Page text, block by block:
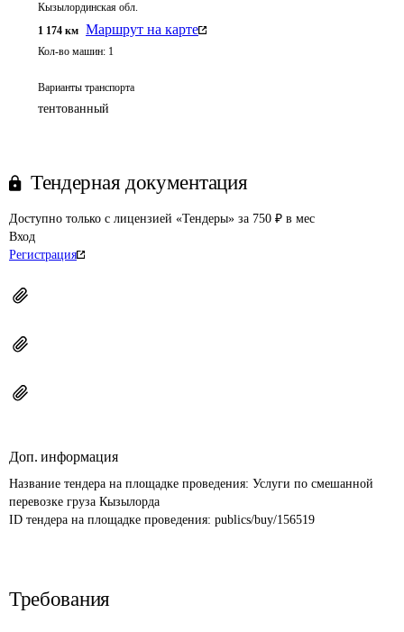
Кызылординская обл.
1 174 км Маршрут на карте
Кол-во машин: 1
Варианты транспорта
тентованный
Тендерная документация
Доступно только с лицензией «Тендеры» за 750 ₽ в мес
Вход
Регистрация
Доп. информация
Название тендера на площадке проведения: Услуги по смешанной
ID тендера на площадке проведения: publics/buy/156519
Требования